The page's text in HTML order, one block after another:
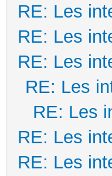
RE: Les
RE: Les
RE: Les
RE: Les
RE: Les
RE: Les
RE: Les